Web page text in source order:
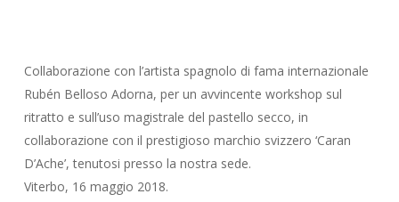
Collaborazione con l’artista spagnolo di fama internazionale
Rubén Belloso Adorna, per un avvincente workshop sul
ritratto e sull’uso magistrale del pastello secco, in
collaborazione con il prestigioso marchio svizzero ‘Caran
D’Ache’, tenutosi presso la nostra sede.
Viterbo, 16 maggio 2018.